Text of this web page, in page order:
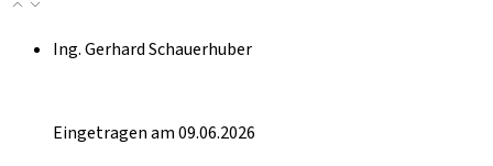
Ing. Gerhard Schauerhuber
Eingetragen am 09.06.2026